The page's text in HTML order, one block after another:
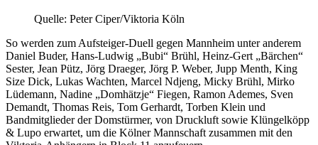
Quelle: Peter Ciper/Viktoria Köln
So werden zum Aufsteiger-Duell gegen Mannheim unter anderem
Daniel Buder, Hans-Ludwig „Bubi“ Brühl, Heinz-Gert „Bärchen“
Sester, Jean Pütz, Jörg Draeger, Jörg P. Weber, Jupp Menth, King
Size Dick, Lukas Wachten, Marcel Ndjeng, Micky Brühl, Mirko
Lüdemann, Nadine „Domhätzje“ Fiegen, Ramon Ademes, Sven
Demandt, Thomas Reis, Tom Gerhardt, Torben Klein und
Bandmitglieder derDomstürmer, von Druckluft sowie Klüngelköpp
& Lupo erwartet, um die Kölner Mannschaft zusammen mit den